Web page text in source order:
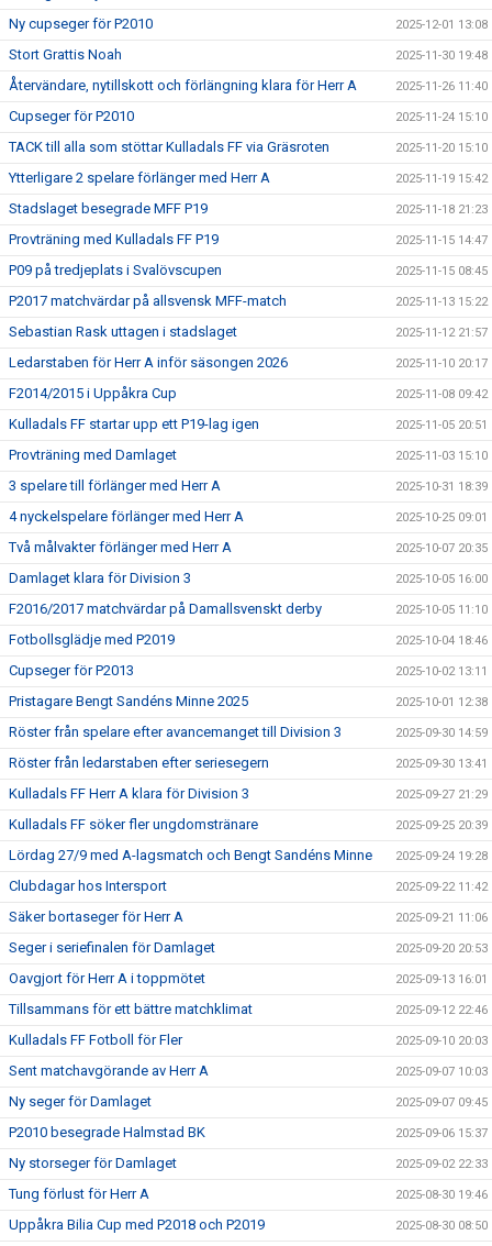
Ny cupseger för P2010 2025-12-01 13:08
Stort Grattis Noah 2025-11-30 19:48
Återvändare, nytillskott och förlängning klara för Herr A 2025-11-26 11:40
Cupseger för P2010 2025-11-24 15:10
TACK till alla som stöttar Kulladals FF via Gräsroten 2025-11-20 15:10
Ytterligare 2 spelare förlänger med Herr A 2025-11-19 15:42
Stadslaget besegrade MFF P19 2025-11-18 21:23
Provträning med Kulladals FF P19 2025-11-15 14:47
P09 på tredjeplats i Svalövscupen 2025-11-15 08:45
P2017 matchvärdar på allsvensk MFF-match 2025-11-13 15:22
Sebastian Rask uttagen i stadslaget 2025-11-12 21:57
Ledarstaben för Herr A inför säsongen 2026 2025-11-10 20:17
F2014/2015 i Uppåkra Cup 2025-11-08 09:42
Kulladals FF startar upp ett P19-lag igen 2025-11-05 20:51
Provträning med Damlaget 2025-11-03 15:10
3 spelare till förlänger med Herr A 2025-10-31 18:39
4 nyckelspelare förlänger med Herr A 2025-10-25 09:01
Två målvakter förlänger med Herr A 2025-10-07 20:35
Damlaget klara för Division 3 2025-10-05 16:00
F2016/2017 matchvärdar på Damallsvenskt derby 2025-10-05 11:10
Fotbollsglädje med P2019 2025-10-04 18:46
Cupseger för P2013 2025-10-02 13:11
Pristagare Bengt Sandéns Minne 2025 2025-10-01 12:38
Röster från spelare efter avancemanget till Division 3 2025-09-30 14:59
Röster från ledarstaben efter seriesegern 2025-09-30 13:41
Kulladals FF Herr A klara för Division 3 2025-09-27 21:29
Kulladals FF söker fler ungdomstränare 2025-09-25 20:39
Lördag 27/9 med A-lagsmatch och Bengt Sandéns Minne 2025-09-24 19:28
Clubdagar hos Intersport 2025-09-22 11:42
Säker bortaseger för Herr A 2025-09-21 11:06
Seger i seriefinalen för Damlaget 2025-09-20 20:53
Oavgjort för Herr A i toppmötet 2025-09-13 16:01
Tillsammans för ett bättre matchklimat 2025-09-12 22:46
Kulladals FF Fotboll för Fler 2025-09-10 20:03
Sent matchavgörande av Herr A 2025-09-07 10:03
Ny seger för Damlaget 2025-09-07 09:45
P2010 besegrade Halmstad BK 2025-09-06 15:37
Ny storseger för Damlaget 2025-09-02 22:33
Tung förlust för Herr A 2025-08-30 19:46
Uppåkra Bilia Cup med P2018 och P2019 2025-08-30 08:50